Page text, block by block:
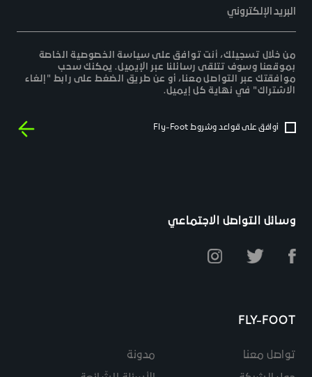
البريد الإلكتروني
من خلال تسجيلك، أنت توافق على سياسة الخصوصية الخاصة
بموقعنا وسوف تتلقى رسائلنا عبر الإيميل. يمكنك سحب
موافقتك عبر التواصل معنا، أو عن طريق الضغط على رابط "إلغاء
الاشتراك" في نهاية كل إيميل.
أوافق على قواعد وشروط Fly-Foot
وسائل التواصل الاجتماعي
FLY-FOOT
تواصل معنا
مدونة